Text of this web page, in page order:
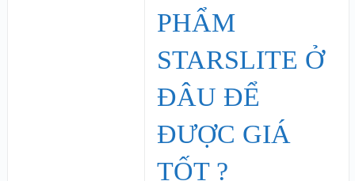
PHẨM
STARSLITE Ở
ĐÂU ĐỂ
ĐƯỢC GIÁ
TỐT ?